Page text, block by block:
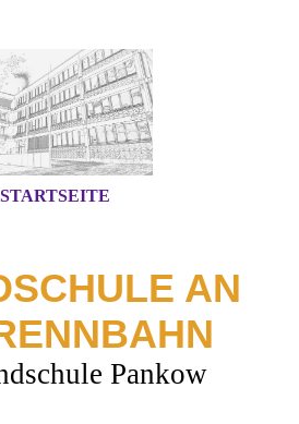
STARTSEITE
AN
Pankow